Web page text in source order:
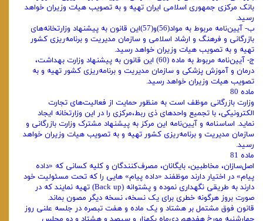
بانک مرکزی جمهوری اسلامی ایران تهیه و به تصویب هیات وزیران خواهد
رسید.
ب‌- آیین‌نامه مربوط به مواد(56)و(57)این قانون به پیشنهاد وزارتخانه‌های
بازرگانی و فرهنگ و ارشاد اسلامی و سازمان مدیریت و برنامه‌ریزی کشور
تهیه و به تصویب هیات وزیران خواهد رسید.
ج‌- آیین‌نامه مربوط به ماده (60) این قانون به پیشنهاد وزارت بهداشت،
درمان و آموزش پزشکی و سازمان مدیریت و برنامه‌ریزی کشور تهیه و به
تصویب هیات وزیران خواهد رسید.
ماده 80
وزارت بازرگانی موظف است به منظور حمایت از فعالیت‌های تجارت
الکترونیکی، با تجمیع واحدهای ذی ربط،مرکزی را در این وزارتخانه ایجاد
نماید. اساسنامه و آیین‌نامه این مرکز به پیشنهاد مشترک وزارت بازرگانی و
سازمان مدیریت و برنامه‌ریزی کشور تهیه و به تصویب هیات وزیران خواهد
رسید.
ماده 81
اصل‌سازان، مخاطبین، بایگانان، مصرف‌کنندگان و کلیه کسانی که «داده
پیام» در اختیار دارند موظفند «داده پیام» هایی را که تحت مسئولیت خود
دارند به طریقی نگهداری نموده و پشتوانه (Back up) تهیه نمایند که در
صورت بروز هرگونه خطری برای یک نسخه، نسخه دیگر مصون بماند.
‌قانون فوق مشتمل بر هشتاد و یک ماده و هفت تبصره در جلسه علنی روز‌